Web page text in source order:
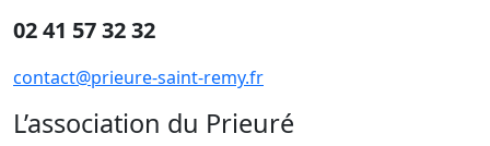
02 41 57 32 32
contact@prieure-saint-remy.fr
L’association du Prieuré